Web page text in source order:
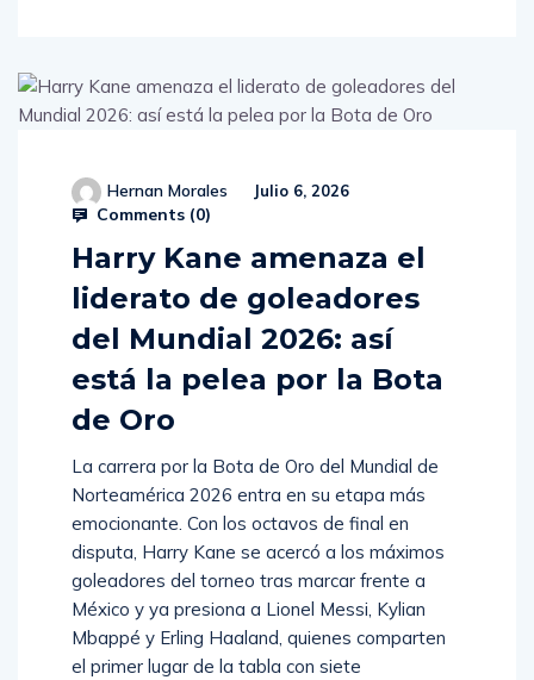
Hernan Morales Julio 6, 2026
Comments (0)
Harry Kane amenaza el
liderato de goleadores
del Mundial 2026: así
está la pelea por la Bota
de Oro
La carrera por la Bota de Oro del Mundial de
Norteamérica 2026 entra en su etapa más
emocionante. Con los octavos de final en
disputa, Harry Kane se acercó a los máximos
goleadores del torneo tras marcar frente a
México y ya presiona a Lionel Messi, Kylian
Mbappé y Erling Haaland, quienes comparten
el primer lugar de la tabla con siete